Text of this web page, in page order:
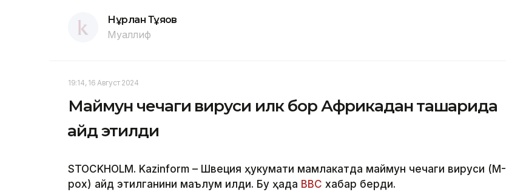
Нұрлан Тұяқов
Муаллиф
19:14, 16 Август 2024
Маймун чечаги вируси илк бор Африкадан ташқарида
қайд этилди
STOCKHOLM. Kazinform – Швеция ҳукумати мамлакатда маймун чечаги вируси (M-
pox) қайд этилганини маълум қилди. Бу ҳақда BBC хабар берди.